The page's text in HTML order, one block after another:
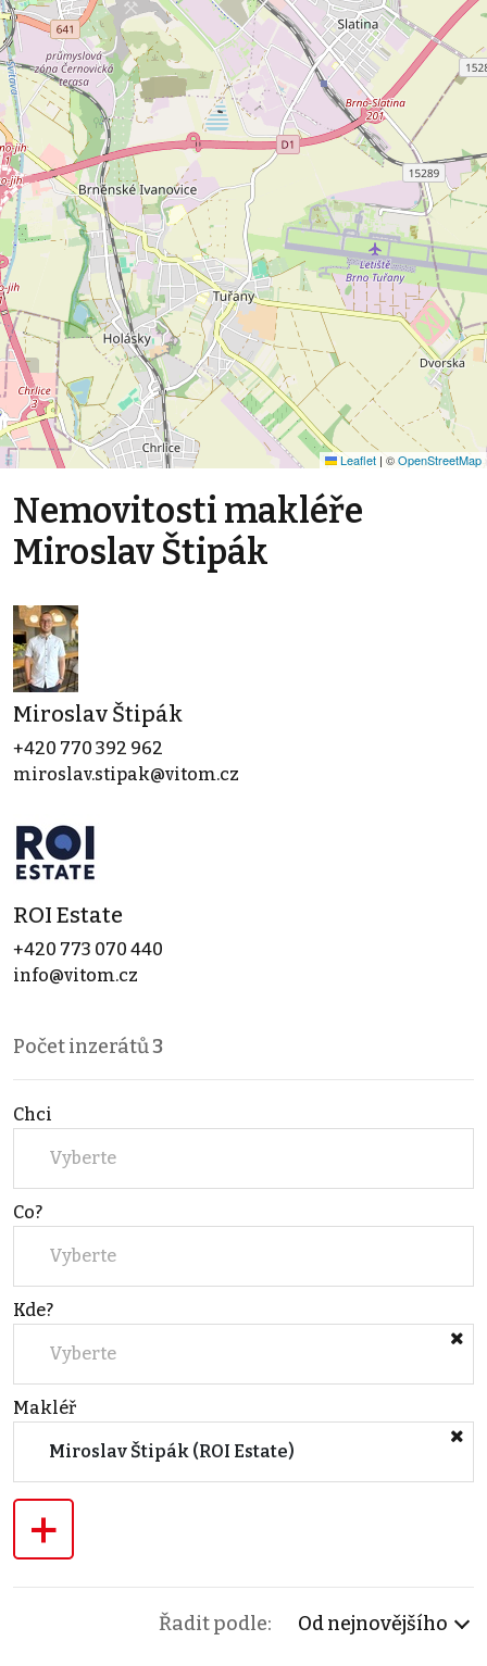
Leaflet | ©OpenStreetMap
Nemovitosti makléře
Miroslav Štipák
Miroslav Štipák
+420 770 392 962
miroslav.stipak@vitom.cz
ROI Estate
+420 773 070 440
info@vitom.cz
Počet inzerátů3
Chci
Vyberte
Co?
Vyberte
Kde?
Vyberte
Makléř
Miroslav Štipák (ROI Estate)
+
Řadit podle: Od nejnovějšího